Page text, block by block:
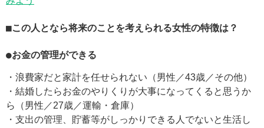
■この人となら将来のことを考えられる女性の特徴は？
●お金の管理ができる
・浪費家だと家計を任せられない（男性／43歳／その他）
・結婚したらお金のやりくりが大事になってくると思うか
ら（男性／27歳／運輸・倉庫）
・支出の管理、貯蓄等がしっかりできる人でないと生活し